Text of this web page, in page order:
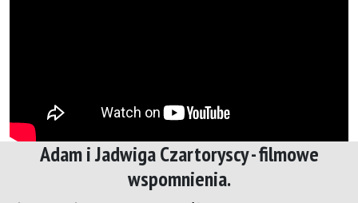
Adam i Jadwiga Czartoryscy - filmowe
wspomnienia.